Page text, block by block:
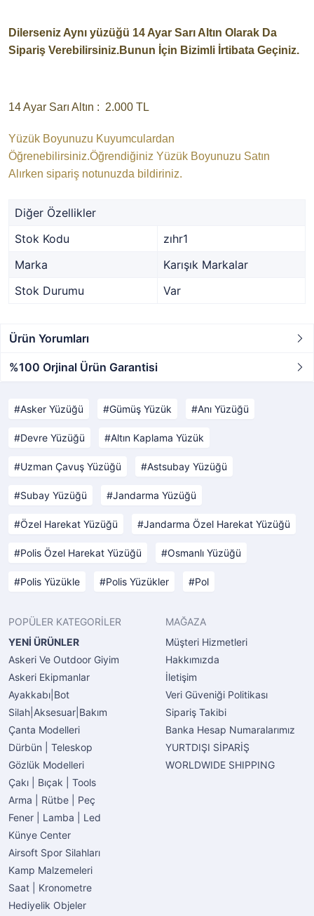
Dilerseniz Aynı yüzüğü 14 Ayar Sarı Altın Olarak Da
Sipariş Verebilirsiniz.Bunun İçin Bizimli İrtibata Geçiniz.
14 Ayar Sarı Altın : 2.000 TL
Yüzük Boyunuzu Kuyumculardan
Öğrenebilirsiniz.Öğrendiğiniz Yüzük Boyunuzu Satın
Alırken sipariş notunuzda bildiriniz.
Diğer Özellikler
Stok Kodu
zıhr1
Marka
Karışık Markalar
Stok Durumu
Var
Ürün Yorumları
%100 Orjinal Ürün Garantisi
Asker Yüzüğü Gümüş Yüzük Anı Yüzüğü
Devre Yüzüğü Altın Kaplama Yüzük
Uzman Çavuş Yüzüğü Astsubay Yüzüğü
Subay Yüzüğü Jandarma Yüzüğü
Özel Harekat Yüzüğü Jandarma Özel Harekat Yüzüğü
Polis Özel Harekat Yüzüğü Osmanlı Yüzüğü
Polis Yüzükle Polis Yüzükler Pol
POPÜLER KATEGORİLER
YENİ ÜRÜNLER
Askeri Ve Outdoor Giyim
Askeri Ekipmanlar
Ayakkabı|Bot
Silah|Aksesuar|Bakım
Çanta Modelleri
Dürbün | Teleskop
Gözlük Modelleri
Çakı | Bıçak | Tools
Arma | Rütbe | Peç
Fener | Lamba | Led
Künye Center
Airsoft Spor Silahları
Kamp Malzemeleri
Saat | Kronometre
Hediyelik Objeler
MAĞAZA
Müşteri Hizmetleri
Hakkımızda
İletişim
Veri Güveniği Politikası
Sipariş Takibi
Banka Hesap Numaralarımız
YURTDIŞI SİPARİŞ
WORLDWIDE SHIPPING